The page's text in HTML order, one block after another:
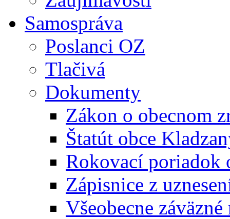
Samospráva
Poslanci OZ
Tlačivá
Dokumenty
Zákon o obecnom
Štatút obce
Rokovací poriadok
Zápisnice z
Všeobecne